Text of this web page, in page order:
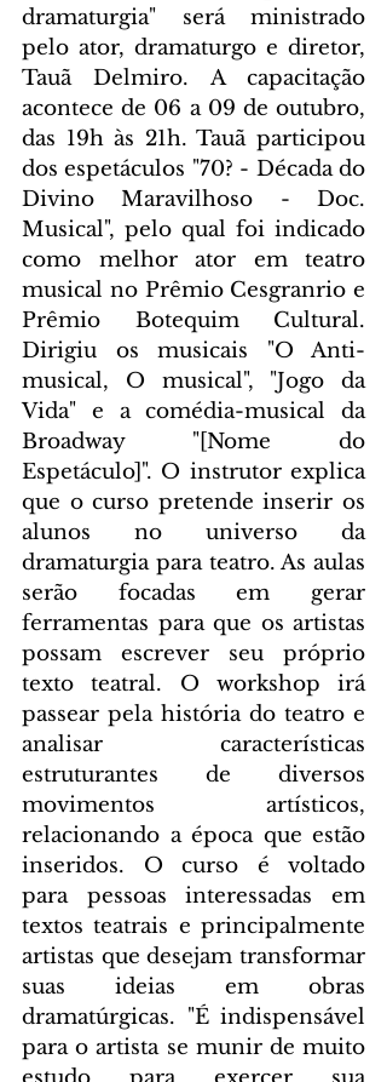
dramaturgia" será ministrado
pelo ator, dramaturgo e diretor,
Tauã Delmiro. A capacitação
acontece de 06 a 09 de outubro,
das 19h às 21h. Tauã participou
dos espetáculos "70? - Década do
Divino Maravilhoso - Doc.
Musical", pelo qual foi indicado
como melhor ator em teatro
musical no Prêmio Cesgranrio e
Prêmio Botequim Cultural.
Dirigiu os musicais "O Anti-
musical, O musical", "Jogo da
Vida" e a comédia-musical da
Broadway "[Nome do
Espetáculo]". O instrutor explica
que o curso pretende inserir os
alunos no universo da
dramaturgia para teatro. As aulas
serão focadas em gerar
ferramentas para que os artistas
possam escrever seu próprio
texto teatral. O workshop irá
passear pela história do teatro e
analisar características
estruturantes de diversos
movimentos artísticos,
relacionando a época que estão
inseridos. O curso é voltado
para pessoas interessadas em
textos teatrais e principalmente
artistas que desejam transformar
suas ideias em obras
dramatúrgicas. "É indispensável
para o artista se munir de muito